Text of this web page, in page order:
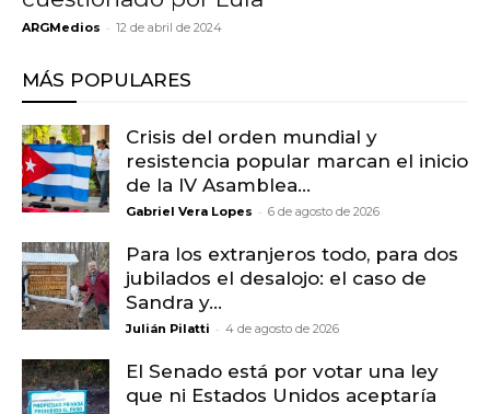
ARGMedios - 12 de abril de 2024
MÁS POPULARES
Crisis del orden mundial y
resistencia popular marcan el inicio
de la IV Asamblea...
Gabriel Vera Lopes - 6 de agosto de 2026
Para los extranjeros todo, para dos
jubilados el desalojo: el caso de
Sandra y...
Julián Pilatti - 4 de agosto de 2026
El Senado está por votar una ley
que ni Estados Unidos aceptaría